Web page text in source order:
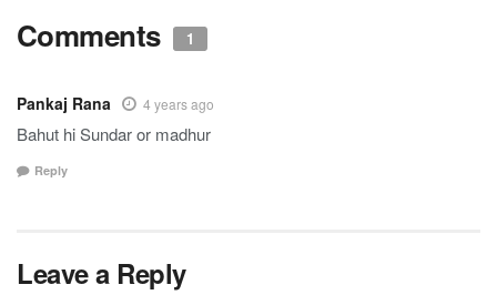
Comments 1
Pankaj Rana 4 years ago
Bahut hi Sundar or madhur
Reply
Leave a Reply